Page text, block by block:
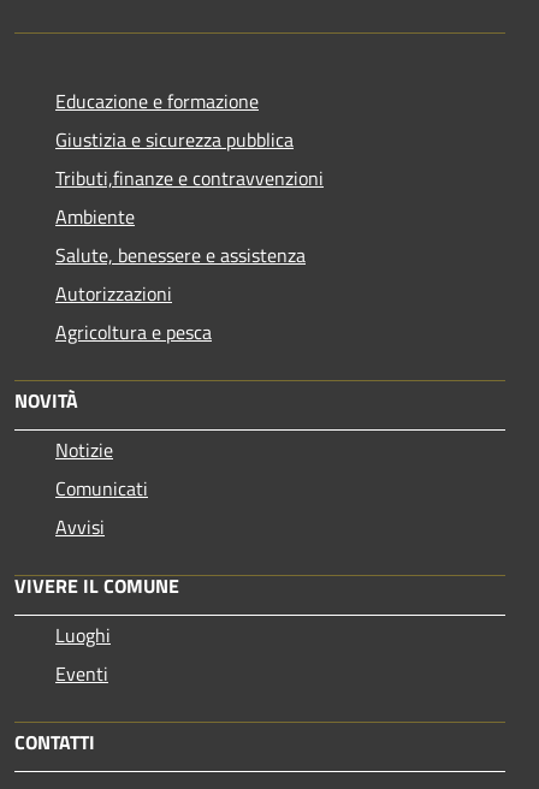
Educazione e formazione
Giustizia e sicurezza pubblica
Tributi,finanze e contravvenzioni
Ambiente
Salute, benessere e assistenza
Autorizzazioni
Agricoltura e pesca
NOVITÀ
Notizie
Comunicati
Avvisi
VIVERE IL COMUNE
Luoghi
Eventi
CONTATTI